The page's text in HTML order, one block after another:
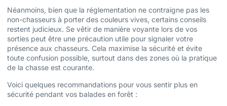
Néanmoins, bien que la réglementation ne contraigne pas les
non-chasseurs à porter des couleurs vives, certains conseils
restent judicieux. Se vêtir de manière voyante lors de vos
sorties peut être une précaution utile pour signaler votre
présence aux chasseurs. Cela maximise la sécurité et évite
toute confusion possible, surtout dans des zones où la pratique
de la chasse est courante.
Voici quelques recommandations pour vous sentir plus en
sécurité pendant vos balades en forêt :